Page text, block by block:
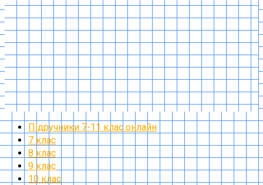
Підручники 7-11 клас онлайн
7 клас
8 клас
9 клас
10 клас